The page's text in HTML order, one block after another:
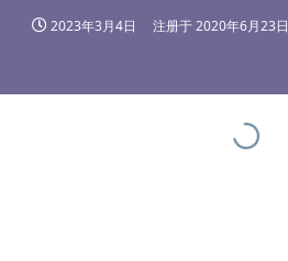
2023年3月4日 注册于2020年6月23日